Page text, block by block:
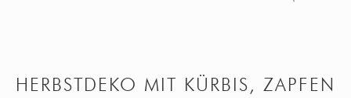
HERBSTDEKO MIT KÜRBIS, ZAPFEN